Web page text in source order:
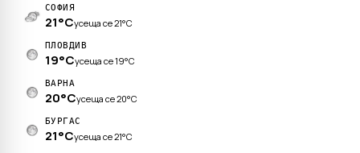
СОФИЯ
21°Cусеща се 21°C
ПЛОВДИВ
19°Cусеща се 19°C
ВАРНА
20°Cусеща се 20°C
БУРГАС
21°Cусеща се 21°C